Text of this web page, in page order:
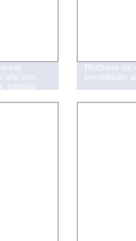
alto con
bottiglia
Bicchiere da
borosilicato